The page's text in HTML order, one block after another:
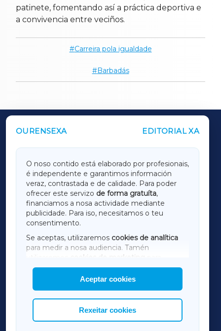
patinete, fomentando así a práctica deportiva e
a convivencia entre veciños.
Carreira pola igualdade
Barbadás
OURENSEXA EDITORIAL XA
O noso contido está elaborado por profesionais,
é independente e garantimos información
veraz, contrastada e de calidade. Para poder
ofrecer este servizo de forma gratuíta,
financiamos a nosa actividade mediante
publicidade. Para iso, necesitamos o teu
consentimento.
Se aceptas, utilizaremos cookies de analítica
para medir a nosa audiencia. Tamén
utilizaremos
cookies de marketing
mostrar publicidade de terceiros.
Así mesmo, podes personalizar a elección das
cookies que desexas permitir.
Aceptar cookies
Rexeitar cookies
OUTROS PERIÓDICOS
LUGOXA
TERRACHAXA
AMARIÑAXA
RIBEIRASACRAXA
ACORUÑAXA